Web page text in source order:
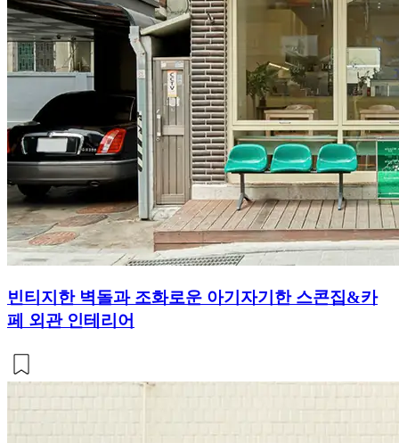
빈티지한 벽돌과 조화로운 아기자기한 스콘집&카
페 외관 인테리어